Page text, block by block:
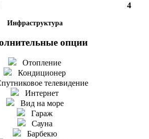
4
Инфраструктура
опции
Отопление
Кондиционер
телевидение
Интернет
Вид на море
Гараж
Сауна
Барбекю